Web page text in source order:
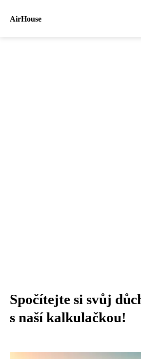
AirHouse
Spočítejte si svůj
s naší kalkulačkou!